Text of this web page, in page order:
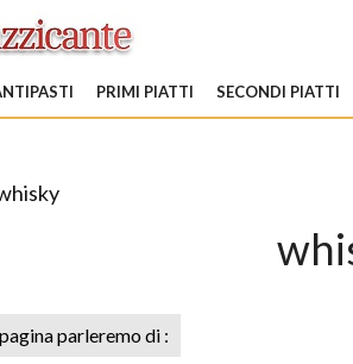
PRIMI PIATTI SECONDI PIATTI
parleremo di :